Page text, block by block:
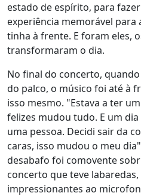
estado de espírito, para
experiência memorável para
tinha à frente. E foram eles,
transformaram o dia.
No final do concerto,
do palco, o músico foi até à
isso mesmo. "Estava a ter
felizes mudou tudo. E um
uma pessoa. Decidi sair da
caras, isso mudou o meu
desabafo foi comovente
concerto que teve
impressionantes ao